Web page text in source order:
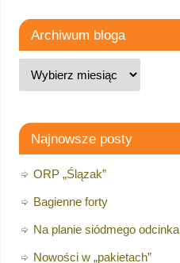
Archiwum bloga
Najnowsze posty
ORP „Ślązak”
Bagienne forty
Na planie siódmego odcinka
Nowości w „pakietach”